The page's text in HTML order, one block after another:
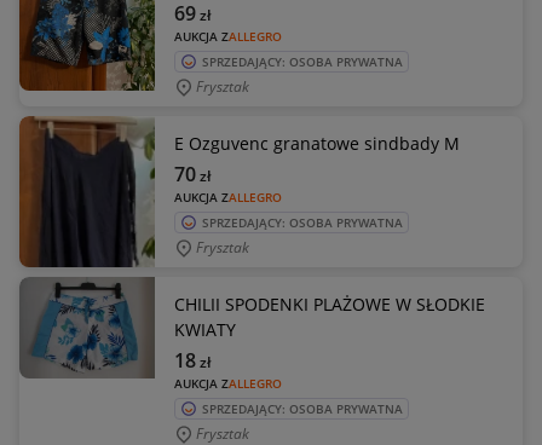
AUKCJA ZALLEGRO
69zł
SPRZEDAJĄCY: OSOBA PRYWATNA
Frysztak
E Ozguvenc granatowe sindbady M
AUKCJA ZALLEGRO
70zł
SPRZEDAJĄCY: OSOBA PRYWATNA
Frysztak
CHILII SPODENKI PLAŻOWE W SŁODKIE
KWIATY
AUKCJA ZALLEGRO
18zł
SPRZEDAJĄCY: OSOBA PRYWATNA
Frysztak